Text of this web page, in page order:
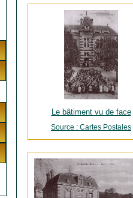
Le bâtiment vu de face
Source : Cartes Postales